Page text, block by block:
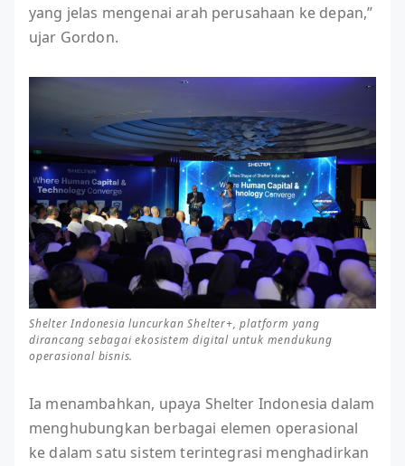
yang jelas mengenai arah perusahaan ke depan,”
ujar Gordon.
Shelter Indonesia luncurkan Shelter+, platform yang
dirancang sebagai ekosistem digital untuk mendukung
operasional bisnis.
Ia menambahkan, upaya Shelter Indonesia dalam
menghubungkan berbagai elemen operasional
ke dalam satu sistem terintegrasi menghadirkan